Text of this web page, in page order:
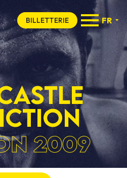
BILLETTERIE FR
2009